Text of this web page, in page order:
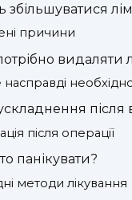
збільшуватися
причини
видаляти
після операції
панікувати?
методи лікування